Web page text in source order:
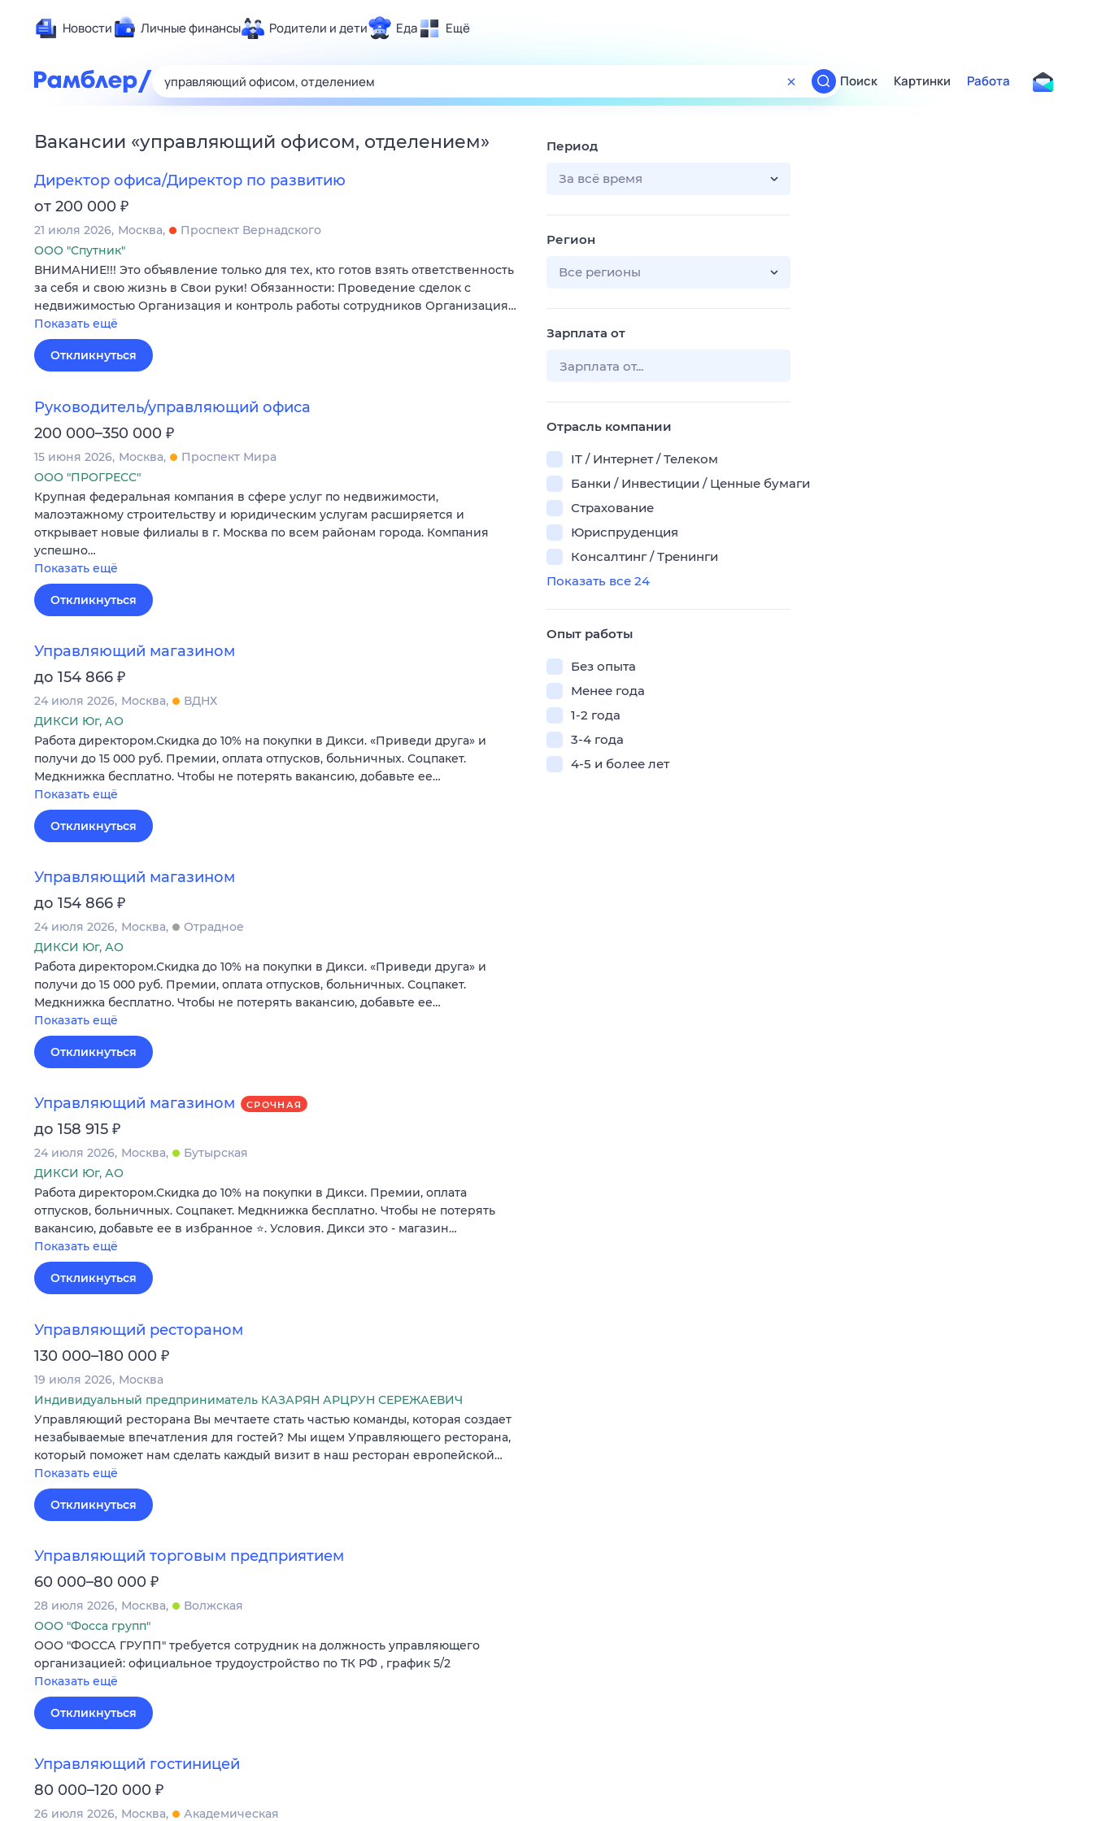
Новости Личные финансы Родители и дети Еда Ещё
Здоровье
Развлечения и отдых
Спорт
Карьера
Сберегаем вместе
Гороскопы
Поиск
ТВ-программа
Поиск Картинки Работа
Вакансии «управляющий офисом, отделением»
Директор офиса/Директор по развитию
от 200 000 ₽
21 июля 2026 Москва
Проспект Вернадского
ООО "Спутник"
ВНИМАНИЕ!!! Это объявление только для тех, кто готов взять ответственность
за себя и свою жизнь в Свои руки! Обязанности: Проведение сделок с
недвижимостью Организация и контроль работы сотрудников Организация…
Показать ещё
Откликнуться
Руководитель/управляющий офиса
200 000–350 000 ₽
15 июня 2026 Москва
Проспект Мира
ООО "ПРОГРЕСС"
Крупная федеральная компания в сфере услуг по недвижимости,
малоэтажному строительству и юридическим услугам расширяется и
открывает новые филиалы в г. Москва по всем районам города. Компания
успешно…
Показать ещё
Откликнуться
Управляющий магазином
до 154 866 ₽
24 июля 2026 Москва
ВДНХ
ДИКСИ Юг, АО
Работа директором.Скидка до 10% на покупки в Дикси. «Пpивeди дpугa» и
получи до 15 000 руб. Премии, оплата отпусков, больничных. Соцпакет.
Медкнижка бесплатно. Чтобы не потерять вакансию, добавьте ее…
Показать ещё
Откликнуться
Управляющий магазином
до 154 866 ₽
24 июля 2026 Москва
Отрадное
ДИКСИ Юг, АО
Работа директором.Скидка до 10% на покупки в Дикси. «Пpивeди дpугa» и
получи до 15 000 руб. Премии, оплата отпусков, больничных. Соцпакет.
Медкнижка бесплатно. Чтобы не потерять вакансию, добавьте ее…
Показать ещё
Откликнуться
Управляющий магазином СРОЧНАЯ
до 158 915 ₽
24 июля 2026 Москва
Бутырская
ДИКСИ Юг, АО
Работа директором.Скидка до 10% на покупки в Дикси. Премии, оплата
отпусков, больничных. Соцпакет. Медкнижка бесплатно. Чтобы не потерять
вакансию, добавьте ее в избранное ⭐. Условия. Дикси это - магазин…
Показать ещё
Откликнуться
Управляющий рестораном
130 000–180 000 ₽
19 июля 2026 Москва
Индивидуальный предприниматель КАЗАРЯН АРЦРУН СЕРЕЖАЕВИЧ
Управляющий ресторана Вы мечтаете стать частью команды, которая создает
незабываемые впечатления для гостей? Мы ищем Управляющего ресторана,
который поможет нам сделать каждый визит в наш ресторан европейской…
Показать ещё
Откликнуться
Управляющий торговым предприятием
60 000–80 000 ₽
28 июля 2026 Москва
Волжская
ООО "Фосса групп"
ООО "ФОССА ГРУПП" требуется сотрудник на должность управляющего
организацией: официальное трудоустройство по ТК РФ , график 5/2
Показать ещё
Откликнуться
Управляющий гостиницей
80 000–120 000 ₽
26 июля 2026 Москва Академическая
Период
За всё время
Регион
Все регионы
Зарплата от
Отрасль компании
IT / Интернет / Телеком
Банки / Инвестиции / Ценные бумаги
Страхование
Юриспруденция
Консалтинг / Тренинги
Показать все 24
Опыт работы
Без опыта
Менее года
1-2 года
3-4 года
4-5 и более лет